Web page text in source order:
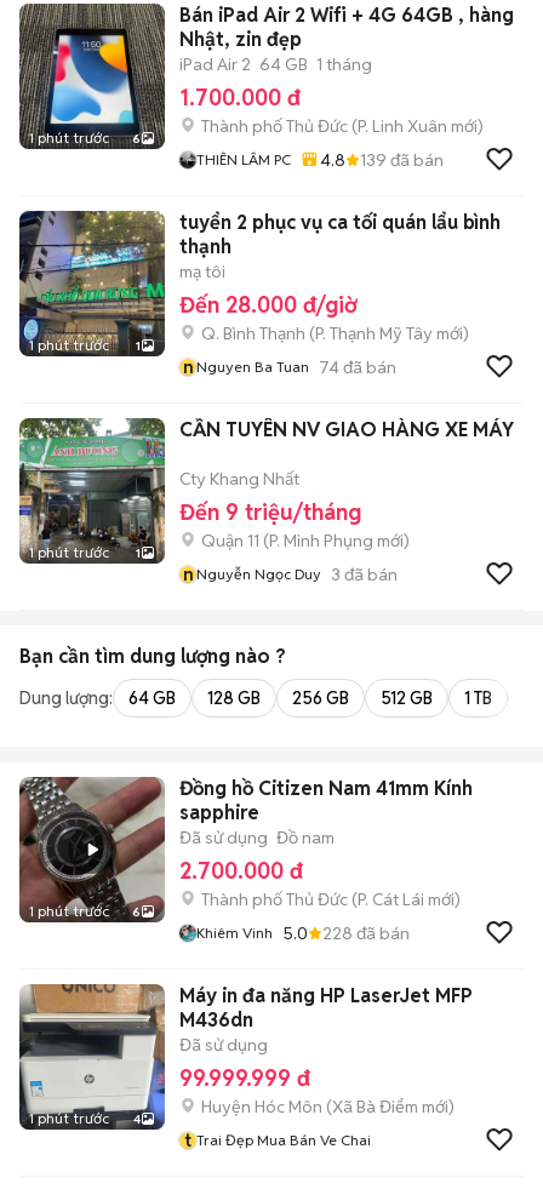
1 phút trước 6
Bán iPad Air 2 Wifi + 4G 64GB , hàng
Nhật, zin đẹp
iPad Air 2 64 GB 1 tháng
1.700.000 đ
Thành phố Thủ Đức (P. Linh Xuân mới)
THIÊN LÂM PC 4.8 139 đã bán
1 phút trước 1
tuyển 2 phục vụ ca tối quán lẩu bình
thạnh
mạ tôi
Đến 28.000 đ/giờ
Q. Bình Thạnh (P. Thạnh Mỹ Tây mới)
nNguyen Ba Tuan 74đã bán
1 phút trước 1
CẦN TUYÊN NV GIAO HÀNG XE MÁY
Cty Khang Nhất
Đến 9 triệu/tháng
Quận 11 (P. Minh Phụng mới)
nNguyễn Ngọc Duy 3 đã bán
Bạn cần tìm dung lượng nào ?
Dung lượng: 64 GB 128 GB 256 GB 512 GB 1 TB
1 phút trước 6
Đồng hồ Citizen Nam 41mm Kính
sapphire
Đã sử dụng Đồ nam
2.700.000 đ
Thành phố Thủ Đức (P. Cát Lái mới)
Khiêm Vinh 5.0 228 đã bán
1 phút trước 4
Máy in đa năng HP LaserJet MFP
M436dn
Đã sử dụng
99.999.999 đ
Huyện Hóc Môn (Xã Bà Điểm mới)
t Trai Đẹp Mua Bán Ve Chai